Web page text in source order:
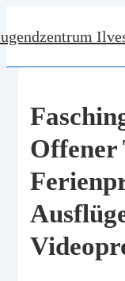
Zum
Offener